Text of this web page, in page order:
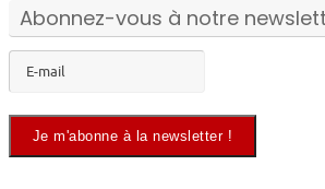
Abonnez-vous à notre